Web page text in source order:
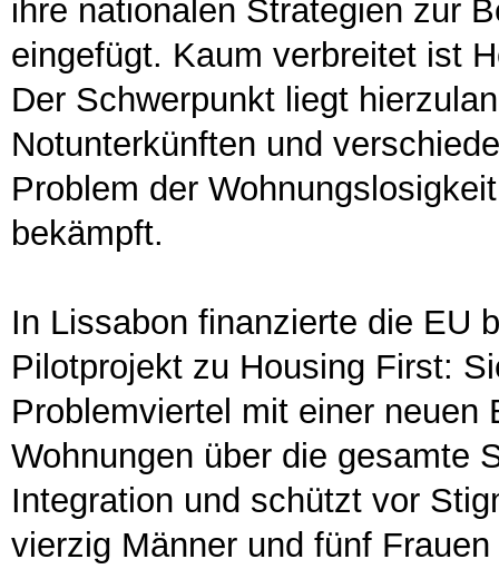
ihre nationalen Strategien zur
eingefügt. Kaum verbreitet ist
Der Schwerpunkt liegt
Notunterkünften und
Problem der
bekämpft.
In Lissabon finanzierte die EU
Pilotprojekt zu Housing First:
Problemviertel mit einer
Wohnungen über die gesamte
Integration und schützt vor
vierzig Männer und fünf